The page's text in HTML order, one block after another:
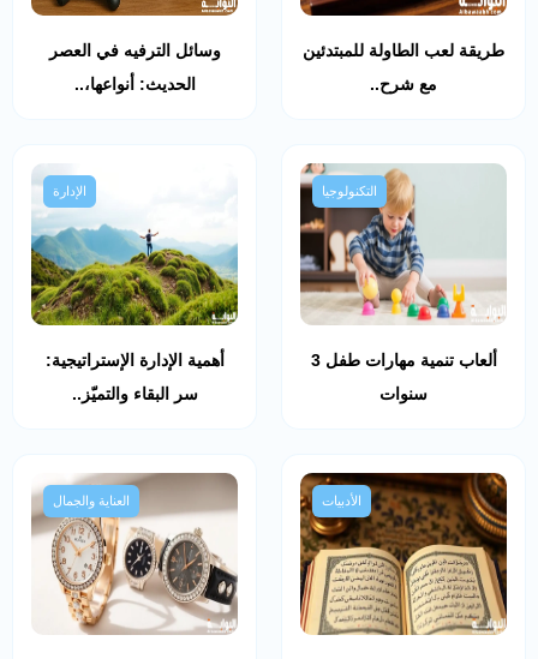
طريقة لعب الطاولة للمبتدئين
مع شرح..
وسائل الترفيه في العصر
الحديث: أنواعها،..
التكنولوجيا
ألعاب تنمية مهارات طفل 3
سنوات
الإدارة
أهمية الإدارة الإستراتيجية:
سر البقاء والتميّز..
الأدبيات العناية والجمال